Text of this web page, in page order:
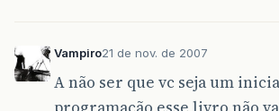
Vampiro21 de nov. de 2007
A não ser que vc seja um